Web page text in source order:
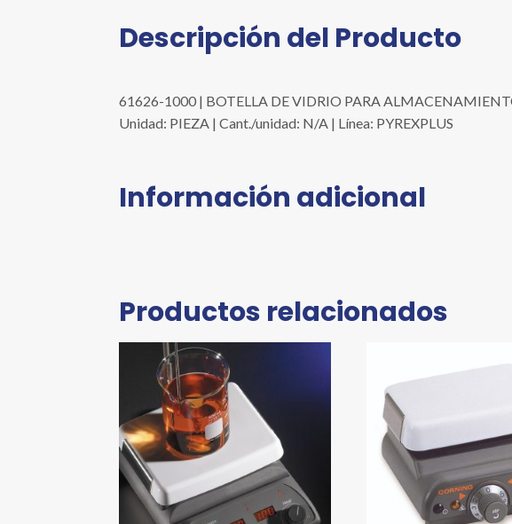
Descripción del Producto
61626-1000 | BOTELLA DE VIDRIO PARA
Unidad: PIEZA | Cant./unidad: N/A | Línea: PYREXPLUS
Información adicional
Productos relacionados